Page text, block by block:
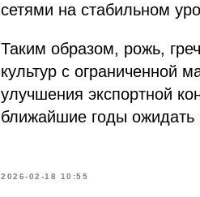
сетями на стабильном
Таким образом, рожь,
культур с ограниченной
улучшения экспортной
ближайшие годы ожидать
2026-02-18 10:55